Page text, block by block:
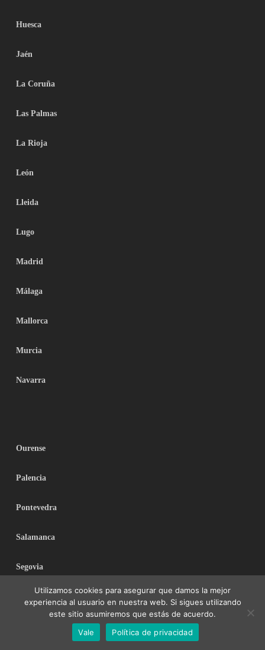
Huesca
Jaén
La Coruña
Las Palmas
La Rioja
León
Lleida
Lugo
Madrid
Málaga
Mallorca
Murcia
Navarra
Ourense
Palencia
Pontevedra
Salamanca
Segovia
Utilizamos cookies para asegurar que damos la mejor
experiencia al usuario en nuestra web. Si sigues utilizando
este sitio asumiremos que estás de acuerdo.
Vale
Política de privacidad